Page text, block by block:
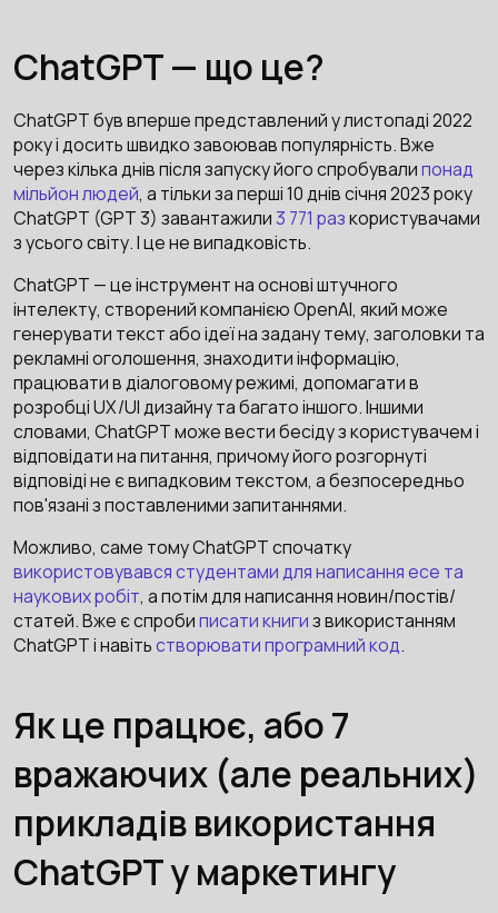
ChatGPT — що це?
ChatGPT був вперше представлений у листопаді 2022
року і досить швидко завоював популярність. Вже
через кілька днів після запуску його спробувалипонад
мільйон людей, а тільки за перші 10 днів січня 2023 року
ChatGPT (GPT 3) завантажили3 771 разкористувачами
з усього світу. І це не випадковість.
ChatGPT — це інструмент на основі штучного
інтелекту, створений компанією OpenAI, який може
генерувати текст або ідеї на задану тему, заголовки та
рекламні оголошення, знаходити інформацію,
працювати в діалоговому режимі, допомагати в
розробці UX/UI дизайну та багато іншого. Іншими
словами, ChatGPT може вести бесіду з користувачем і
відповідати на питання, причому його розгорнуті
відповіді не є випадковим текстом, а безпосередньо
пов'язані з поставленими запитаннями.
Можливо, саме тому ChatGPT спочатку
використовувався студентами для написання есе та
наукових робіт, а потім для написання новин/постів/
статей. Вже є спробиписати книгиз використанням
ChatGPT і навітьстворювати програмний код.
Як це працює, або 7
вражаючих (але реальних)
прикладів використання
ChatGPT у маркетингу